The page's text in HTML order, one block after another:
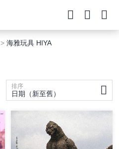
>海雅玩具 HIYA
排序
日期（新至舊）